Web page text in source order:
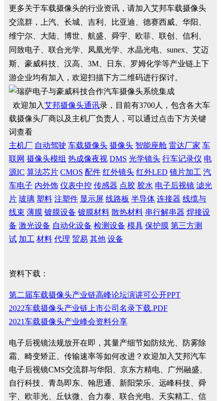
更多关于车载摄像头的行业资讯，请加入艾邦车载摄像头
交流群，上汽、长城、吉利、比亚迪、德赛西威、华阳、
维宁尔、大陆、博世、航盛、舜宇、欧菲、联创、信利、
同致电子、联合光学、凤凰光学、水晶光电、sunex、艾迈
斯、豪威科技、汉高、3M、日东、罗姆化学等产业链上下
游企业均有加入，欢迎扫描下方二维码进行探讨。
欢迎加入艾邦摄像头通讯录，目前有3700人，包含各大车
载摄像头厂商以及主机厂负责人，可以通过点击下方关键
词查看
主机厂 自动驾驶 车载摄像头 摄像头 智能座舱 雷达厂家 车
联网 摄像头模组 热成像夜视 DMS 光学镜头 行车记录仪 电
源IC 算法芯片 CMOS 配件 红外镜头 红外LED 镜片加工 汽
车电子 内外饰 仪表中控 传感器 点胶 胶水 电子后视镜 滤光
片 玻璃 塑料 注塑件 显示屏 线路板 半导体 连接器 线缆与
线束 薄膜 镀膜设备 镀膜材料 散热材料 串行解串器 焊接设
备 激光设备 自动化设备 检测设备 模具 保护膜 第三方测
试 加工 材料 代理 贸易 其他 设备
资料下载：
第二届车载摄像头产业链高峰论坛演讲可公开PPT
2022车载摄像头产业链上市公司名录下载.PDF
2021车载摄像头产业峰会资料分享
电子后视镜法规放开在即，其量产细节如防炫光、防雾除
霜、畸变矫正、传输速率等如何改进？欢迎加入艾邦汽车
电子后视镜CMS交流群与华阳、京东方精电、广州融盛、
自行科技、青岛即东、翰思通、新阳荣乐、远峰科技、舜
宇、欧菲光、丘钛微、合力泰、联合光电、天实精工、信